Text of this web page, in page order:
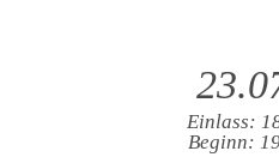
Einlass:
Beginn: